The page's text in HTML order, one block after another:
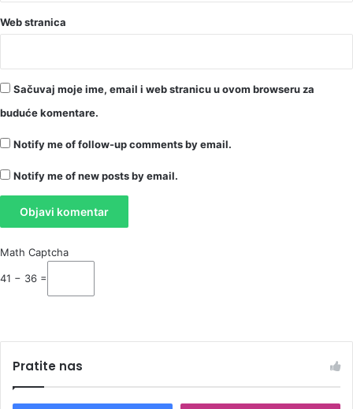
Web stranica
Sačuvaj moje ime, email i web stranicu u ovom browseru za
buduće komentare.
Notify me of follow-up comments by email.
Notify me of new posts by email.
Math Captcha
41 − 36 =
Pratite nas